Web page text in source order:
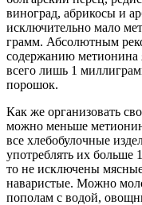
виноград, абрикосы и
исключительно мало
грамм. Абсолютным
содержанию метионина
всего лишь 1
порошок.
Как же организовать
можно меньше
все хлебобулочные
употреблять их больше
то не исключены
наваристые. Можно
пополам с водой,